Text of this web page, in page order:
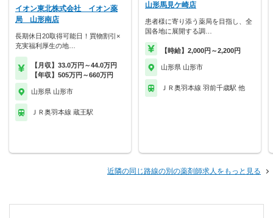
イオン東北株式会社 イオン薬
局 山形南店
長期休日20取得可能日！買物割引×
充実福利厚生の地…
【月収】33.0万円～44.0万円
【年収】505万円～660万円
山形県 山形市
ＪＲ奥羽本線 蔵王駅
山形馬見ケ崎店
患者様に寄り添う薬局を目指し、全
国各地に展開する調…
【時給】2,000円～2,200円
山形県 山形市
ＪＲ奥羽本線 羽前千歳駅 他
近隣の同じ路線の別の薬剤師求人をもっと見る